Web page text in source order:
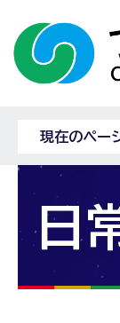
現在のペー
日